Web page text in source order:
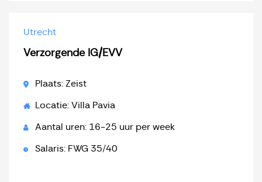
Utrecht
Verzorgende IG/EVV
Plaats: Zeist
Locatie: Villa Pavia
Aantal uren: 16-25 uur per week
Salaris: FWG 35/40